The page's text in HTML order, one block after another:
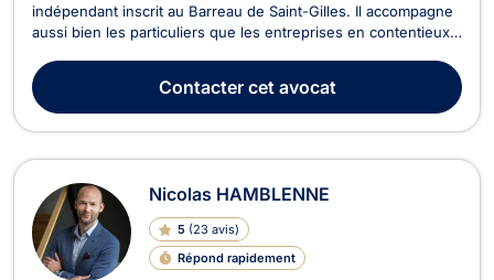
indépendant inscrit au Barreau de Saint-Gilles. Il accompagne
aussi bien les particuliers que les entreprises en contentieux
plusieurs branches du droit. 🔹 Domaines d’intervention : ✅
Droit des sociétés– Création d’entreprises...
Contactercet avocat
Nicolas HAMBLENNE
5 (23 avis)
Répond rapidement